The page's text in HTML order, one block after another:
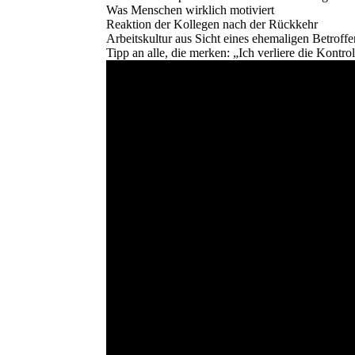
Was Menschen wirklich motiviert
Reaktion der Kollegen nach der Rückkehr
Arbeitskultur aus Sicht eines ehemaligen
Tipp an alle, die merken: „Ich verliere die